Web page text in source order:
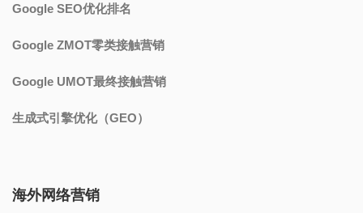
Google SEO优化排名
Google ZMOT零类接触营销
Google UMOT最终接触营销
生成式引擎优化（GEO）
海外网络营销